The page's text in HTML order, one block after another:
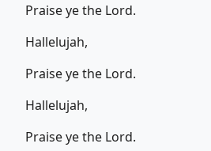
Praise ye the Lord.
Hallelujah,
Praise ye the Lord.
Hallelujah,
Praise ye the Lord.